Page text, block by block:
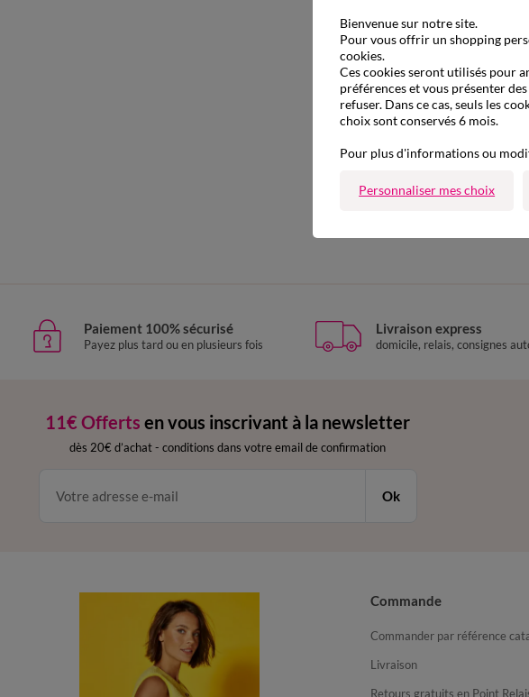
Paiement 100% sécurisé
Payez plus tard ou en plusieurs fois
Livraison express
domicile, relais, consignes
11€ Offerts en vous inscrivant à la newsletter
dès 20€ d’achat - conditions dans votre email de confirmation
Ok
Commande
Commander par référence
Livraison
Retours gratuits en Point
Bienvenue sur notre site.
Pour vous offrir un shopping
cookies.
Ces cookies seront utilisés pour
préférences et vous présenter
refuser. Dans ce cas, seuls les
choix sont conservés 6 mois.
Pour plus d'informations ou
Personnaliser mes choix